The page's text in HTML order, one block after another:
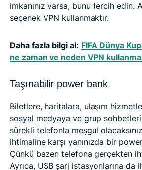
imkanınız varsa, bunu tercih edin.
seçenek VPN kullanmaktır.
Daha fazla bilgi al: FIFA Dünya
ne zaman ve neden VPN
Taşınabilir power bank
Biletlere, haritalara, ulaşım
sosyal medyaya ve grup
sürekli telefonla meşgul
ihtimaline karşı yanınızda bir
Çünkü bazen telefona gerçekten
Ayrıca, USB şarj istasyonlarına da